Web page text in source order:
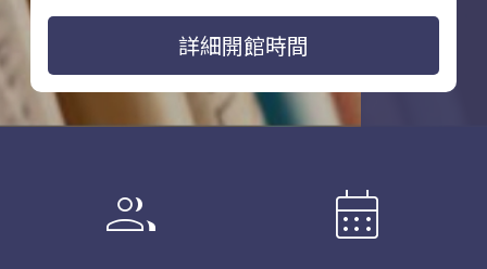
詳細開館時間
group calendar_month